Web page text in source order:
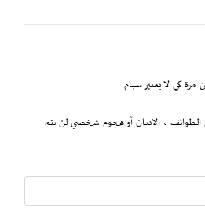
مرة كي لا يعتبر سبام
الطوائف ، الاديان أو هجوم شخصي لن يتم